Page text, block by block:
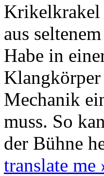
Krikelkrakel
aus
Habe in
Mechanik
muss. So
der Bühne
translate me